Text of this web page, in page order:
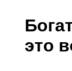
это